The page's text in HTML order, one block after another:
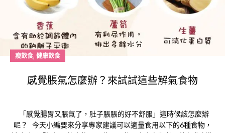
瘦飲食, 健康飲食
感覺脹氣怎麼辦？來試試這些解氣食物
「感覺腸胃又脹氣了，肚子脹脹的好不舒服」這時候該怎麼辦
呢？ 今天小編要來分享專家建議可以適量食用以下的6種食物，